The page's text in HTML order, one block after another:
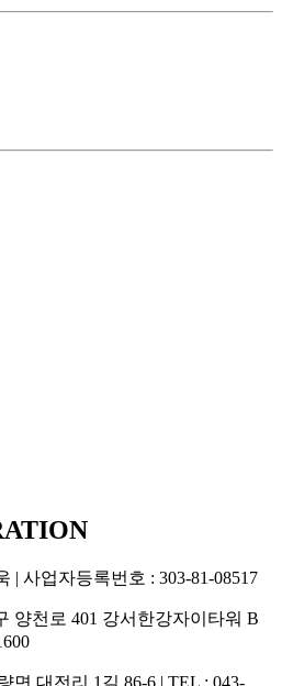
| 사업자등록번호 : 303-81-08517
양천로 401 강서한강자이타워 B